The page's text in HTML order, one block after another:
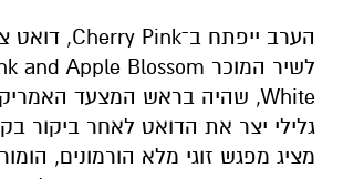
מציג מפגש זוגי מלא הורמונים,
ואבסורד עדין שמדבר בשפה של
היא – חתולה מלאת ביטחון; הוא –
שנשבה במשחק המשיכה. הדואט
לפני שהערב פונה אל עומק חשוף